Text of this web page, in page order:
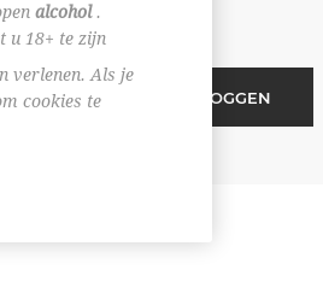
INLOGGEN
alcohol.
u 18+ te zijn
verlenen. Als je
cookies te